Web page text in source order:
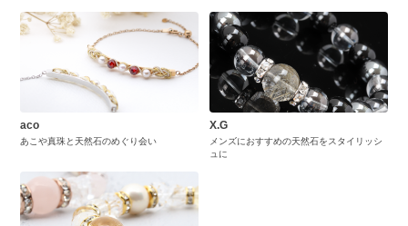
aco
あこや真珠と天然石のめぐり会い
X.G
メンズにおすすめの天然石をスタイリッシ
ュに